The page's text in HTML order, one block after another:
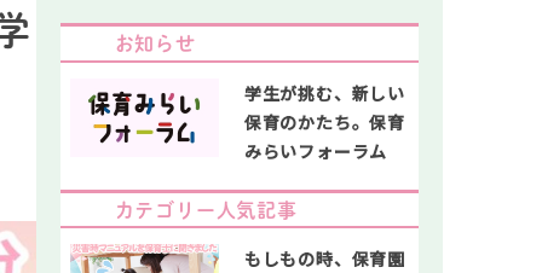
お知らせ
学生が挑む、新しい
保育のかたち。保育
みらいフォーラム
カテゴリー人気記事
もしもの時、保育園